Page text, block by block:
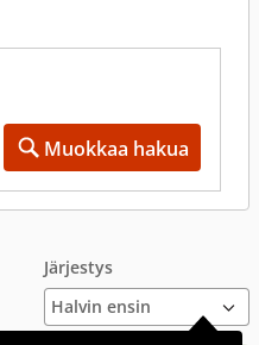
Muokkaa hakua
Järjestys